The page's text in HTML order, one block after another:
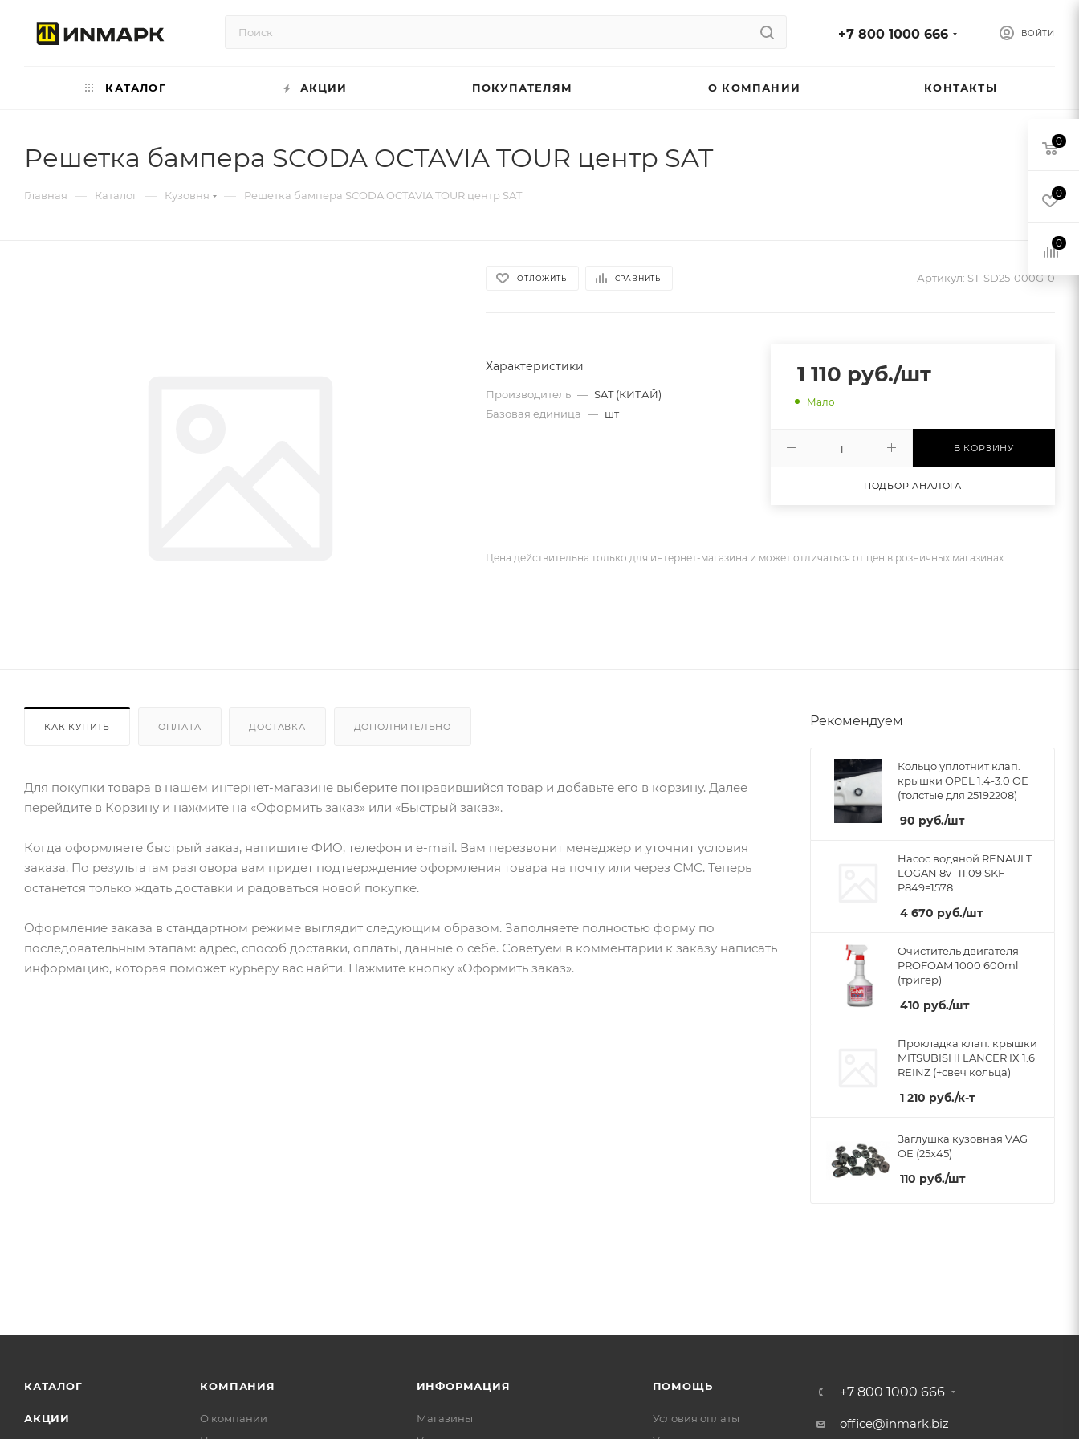
ВОЙТИ
+7 800 1000 666
КАТАЛОГ АКЦИИ ПОКУПАТЕЛЯМ О КОМПАНИИ КОНТАКТЫ
Решетка бампера SCODA OCTAVIA TOUR центр SAT
Главная — Каталог — Кузовня — Решетка бампера SCODA OCTAVIA TOUR центр SAT
ОТЛОЖИТЬ СРАВНИТЬ Артикул: ST-SD25-000G-0
Характеристики
Производитель — SAT (КИТАЙ)
Базовая единица — шт
1 110 руб./шт
Мало
В КОРЗИНУ
ПОДБОР АНАЛОГА
Цена действительна только для интернет-магазина и может отличаться от цен в розничных магазинах
КАК КУПИТЬ ОПЛАТА ДОСТАВКА ДОПОЛНИТЕЛЬНО
Для покупки товара в нашем интернет-магазине выберите понравившийся товар и добавьте его в корзину. Далее
перейдите в Корзину и нажмите на «Оформить заказ» или «Быстрый заказ».
Когда оформляете быстрый заказ, напишите ФИО, телефон и e-mail. Вам перезвонит менеджер и уточнит условия
заказа. По результатам разговора вам придет подтверждение оформления товара на почту или через СМС. Теперь
останется только ждать доставки и радоваться новой покупке.
Оформление заказа в стандартном режиме выглядит следующим образом. Заполняете полностью форму по
последовательным этапам: адрес, способ доставки, оплаты, данные о себе. Советуем в комментарии к заказу написать
информацию, которая поможет курьеру вас найти. Нажмите кнопку «Оформить заказ».
Рекомендуем
Кольцо уплотнит клап.
крышки OPEL 1.4-3.0 OE
(толстые для 25192208)
90 руб./шт
Насос водяной RENAULT
LOGAN 8v -11.09 SKF
P849=1578
4 670 руб./шт
Очиститель двигателя
PROFOAM 1000 600ml
(тригер)
410 руб./шт
Прокладка клап. крышки
MITSUBISHI LANCER IX 1.6
REINZ (+свеч кольца)
1 210 руб./к-т
Заглушка кузовная VAG
OE (25x45)
110 руб./шт
КАТАЛОГ
АКЦИИ
КОМПАНИЯ
О компании
ИНФОРМАЦИЯ
Магазины
ПОМОЩЬ
Условия оплаты
+7 800 1000 666
office@inmark.biz
0
0
0